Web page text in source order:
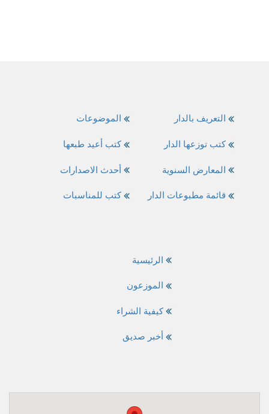
الموضوعات
كتب أعيد طبعها
أحدث الاصدارات
كتب للمناسبات
التعريف بالدار
كتب توزعها الدار
المعارض السنوية
قائمة مطبوعات الدار
الرئيسية
الموزعون
كيفية الشراء
أخبر صديق